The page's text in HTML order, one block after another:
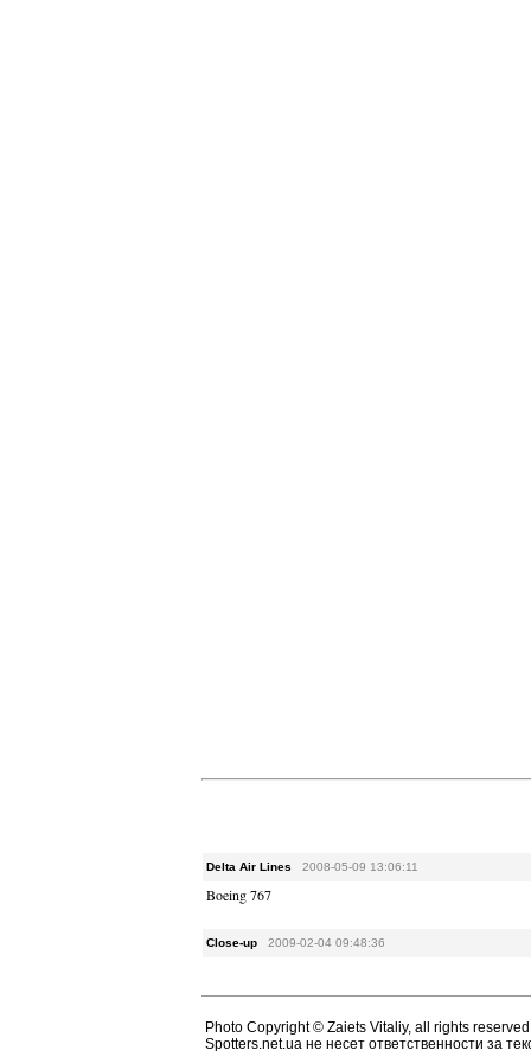
Delta Air Lines 2008-05-09 13:06:11
Boeing 767
Close-up 2009-02-04 09:48:36
Photo Copyright © Zaiets Vitaliy, all rights
Spotters.net.ua не несет ответственности за